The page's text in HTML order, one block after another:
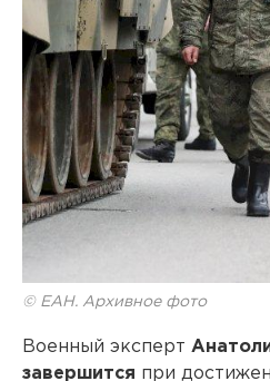
© ЕАН. Архивное фото
Военный эксперт
завершится при